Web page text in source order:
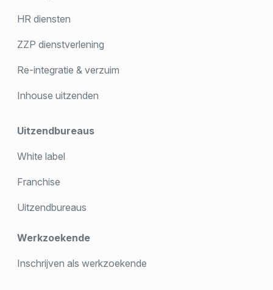
HR diensten
ZZP dienstverlening
Re-integratie & verzuim
Inhouse uitzenden
Uitzendbureaus
White label
Franchise
Uitzendbureaus
Werkzoekende
Inschrijven als werkzoekende